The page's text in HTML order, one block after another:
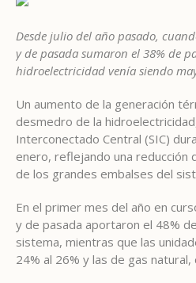
Desde julio del año pasado,
y de pasada sumaron el 38% de
hidroelectricidad venía siendo
Un aumento de la generación
desmedro de la
Interconectado Central (SIC)
enero, reflejando una reducción
de los grandes embalses del
En el primer mes del año en
y de pasada aportaron el 48%
sistema, mientras que las
24% al 26% y las de gas natural,